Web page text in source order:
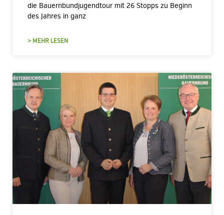
die Bauernbundjugendtour mit 26 Stopps zu Beginn
des Jahres in ganz
> MEHR LESEN